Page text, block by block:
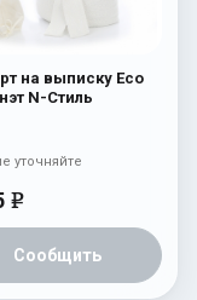
на выписку Eco
N-Стиль
e
Сообщить
уточняйте